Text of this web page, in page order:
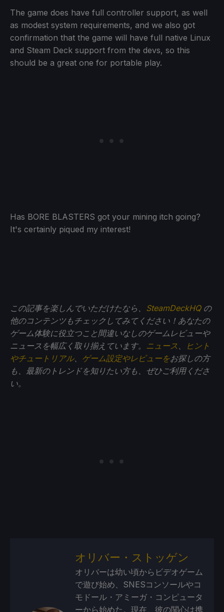
The game does have full controller support, as well
as modest system requirements, and we also got
confirmation that the game will have full native Linux
and Steam Deck support from the devs, so this
should be a great one for portable play.
Has BORE BLASTERS got your mining itch going?
It's certainly piqued my interest!
この記事を楽しんでいただけたなら、 SteamDeckHQの
他のコンテンツもチェックしてみてください！あなたの
ゲーム体験に役立つこと間違いなしのゲームレビューや
ニュースを幅広く取り揃えています。 ニュース 、
ヒント
やチュートリアル、 ゲーム設定やレビューをお探しの方
も、最新のトレンドを知りたい方も、ぜひご利用くださ
い。
オリバー・ストッゲン
オリバーは幼い頃からビデオゲーム
で遊び始め、SNESコンソールやコ
モドール・アミーガ・コンピュータ
ーから始めた。現在、彼の関心は携